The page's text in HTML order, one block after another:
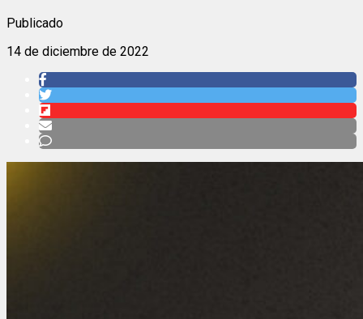
Publicado
14 de diciembre de 2022